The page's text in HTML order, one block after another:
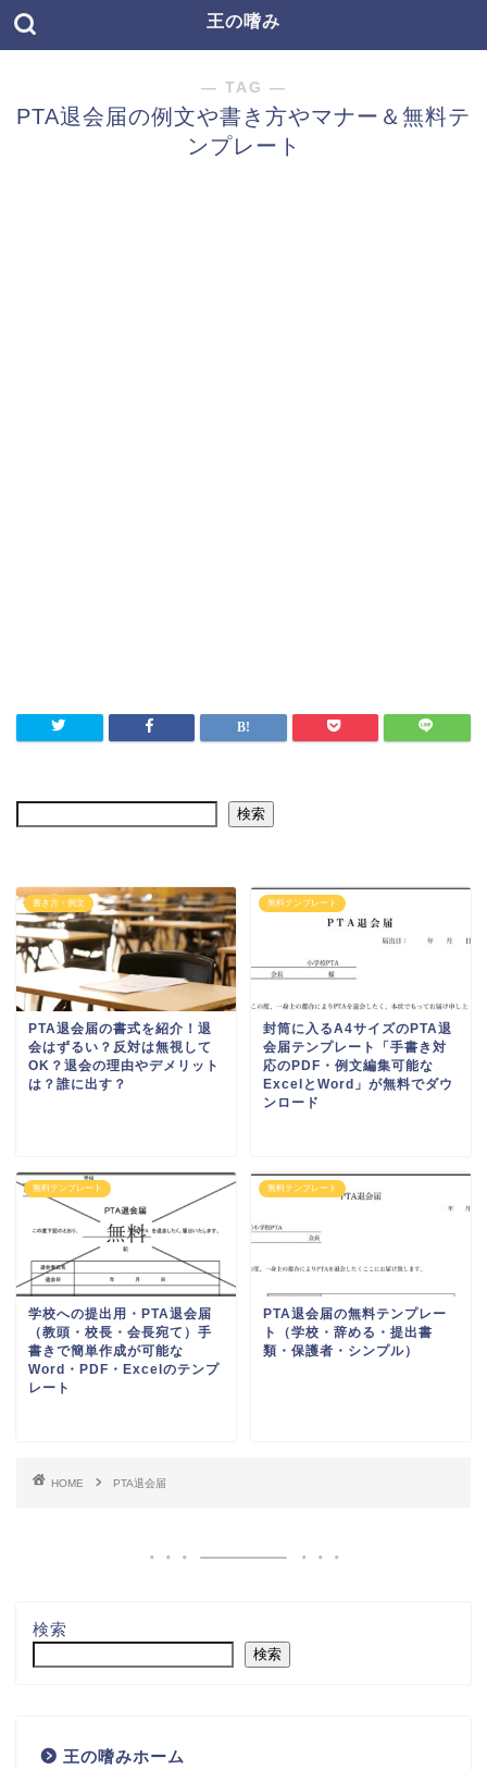
王の嗜み
― TAG ―
PTA退会届の例文や書き方やマナー＆無料テ
ンプレート
検索
書き方・例文
PTA退会届の書式を紹介！退
会はずるい？反対は無視して
OK？退会の理由やデメリット
は？誰に出す？
無料テンプレート
封筒に入るA4サイズのPTA退
会届テンプレート「手書き対
応のPDF・例文編集可能な
ExcelとWord」が無料でダウ
ンロード
無料テンプレート
学校への提出用・PTA退会届
（教頭・校長・会長宛て）手
書きで簡単作成が可能な
Word・PDF・Excelのテンプ
レート
無料テンプレート
PTA退会届の無料テンプレー
ト（学校・辞める・提出書
類・保護者・シンプル）
HOME PTA退会届
検索
検索
王の嗜みホーム